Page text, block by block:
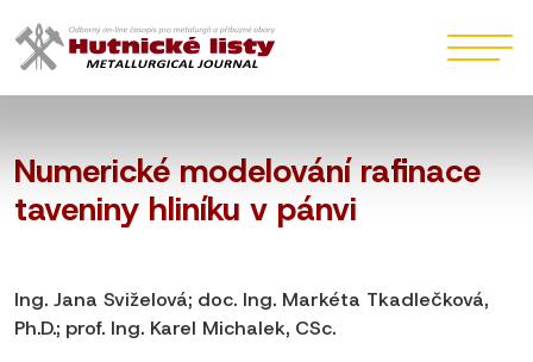
Numerické modelování rafinace
taveniny hliníku v pánvi
Ing. Jana Sviželová; doc. Ing. Markéta Tkadlečková,
Ph.D.; prof. Ing. Karel Michalek, CSc.